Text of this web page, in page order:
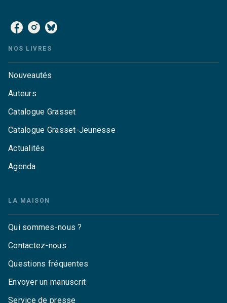
NOS LIVRES
Nouveautés
Auteurs
Catalogue Grasset
Catalogue Grasset-Jeunesse
Actualités
Agenda
LA MAISON
Qui sommes-nous ?
Contactez-nous
Questions fréquentes
Envoyer un manuscrit
Service de presse